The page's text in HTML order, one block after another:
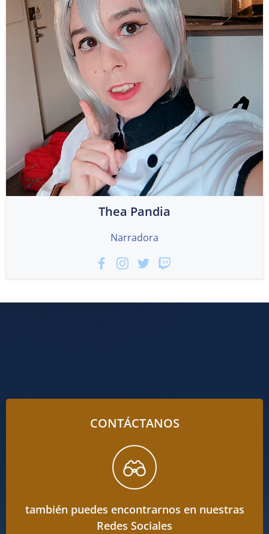
Thea Pandia
Narradora
CONTÁCTANOS
también puedes encontrarnos en nuestras
Redes Sociales